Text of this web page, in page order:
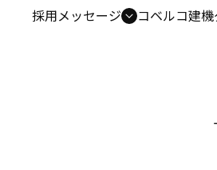
採用メッセージ コベルコ建